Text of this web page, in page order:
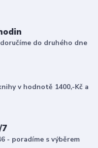
do druhého dne
v hodnotě 1400,-Kč a
- poradíme s výběrem